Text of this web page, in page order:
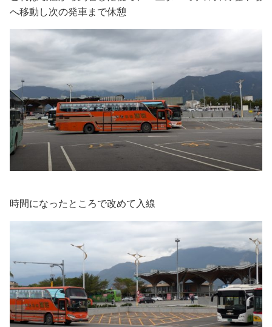
へ移動し次の発車まで休憩
時間になったところで改めて入線